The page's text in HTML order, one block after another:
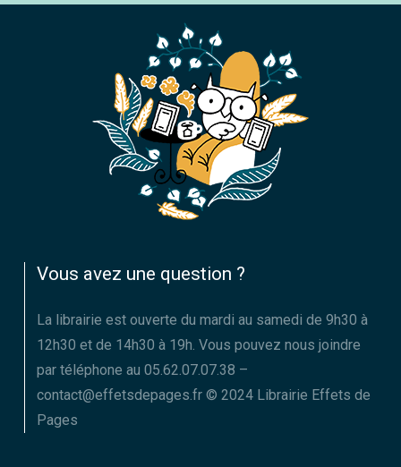
Vous avez une question ?
La librairie est ouverte du mardi au samedi de 9h30 à
12h30 et de 14h30 à 19h. Vous pouvez nous joindre
par téléphone au 05.62.07.07.38 –
contact@effetsdepages.fr © 2024 Librairie Effets de
Pages